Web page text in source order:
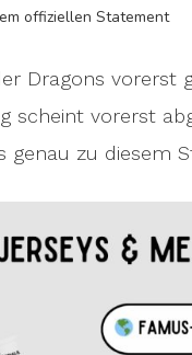
offiziellen Statement
Dragons vorerst
scheint vorerst
genau zu diesem